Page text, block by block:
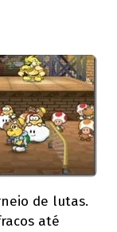
de lutas.
até